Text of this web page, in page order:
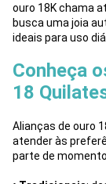
ouro 18K chama
busca uma joia
ideais para uso
Conheça
18
Alianças de ouro
atender às
parte de